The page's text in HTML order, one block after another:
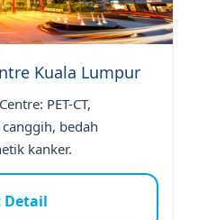
Kuala Lumpur
PET-CT,
bedah
kanker.
Detail